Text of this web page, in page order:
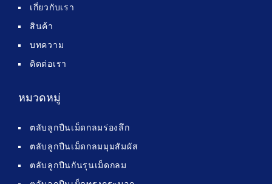
เกี่ยวกับเรา
สินค้า
บทความ
ติดต่อเรา
หมวดหมู่
ตลับลูกปืนเม็ดกลมร่องลึก
ตลับลูกปืนเม็ดกลมมุมสัมผัส
ตลับลูกปืนกันรุนเม็ดกลม